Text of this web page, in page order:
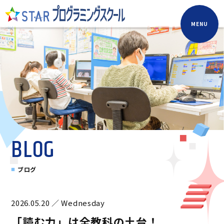
MENU
BLOG
ブログ
2026.05.20 ／ Wednesday